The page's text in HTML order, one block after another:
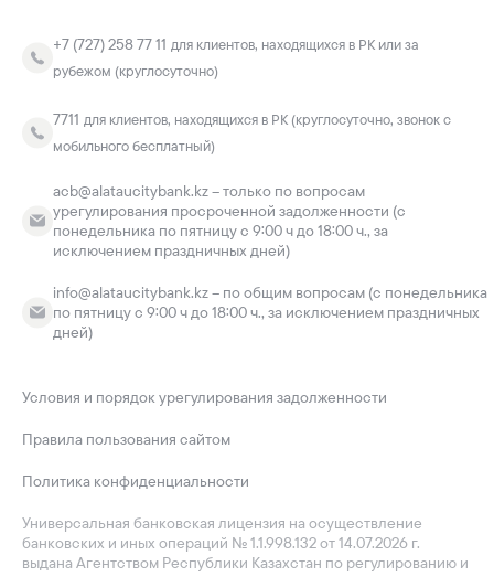
+7 (727) 258 77 11 для клиентов, находящихся в РК или за
рубежом (круглосуточно)
7711 для клиентов, находящихся в РК (круглосуточно, звонок с
мобильного бесплатный)
acb@alataucitybank.kz – только по вопросам
урегулирования просроченной задолженности (с
понедельника по пятницу с 9:00 ч до 18:00 ч., за
исключением праздничных дней)
info@alataucitybank.kz – по общим вопросам (с понедельника
по пятницу с 9:00 ч до 18:00 ч., за исключением праздничных
дней)
Универсальная банковская лицензия на осуществление
банковских и иных операций № 1.1.998.132 от 14.07.2026 г.
выдана Агентством Республики Казахстан по регулированию и
Условия и порядок урегулирования задолженности
Правила пользования сайтом
Политика конфиденциальности